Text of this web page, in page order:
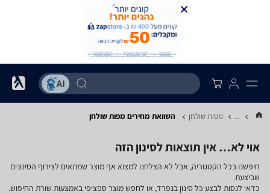
... מפות שולחן השוואת מחירים מפות שולחן
אוי לא… אין תוצאות לסינון הזה
חיפשנו בכל הקטגוריה, אבל לא הצלחנו למצוא אף מוצר שמתאים לצירוף הסינונים
שביצעת.
כדאי לנסות לבצע כל סינון בנפרד, או לחפש מוצר ספציפי באמצעות שורת החיפוש.